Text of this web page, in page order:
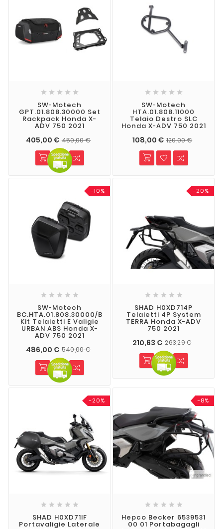
    
SW-Motech
GPT.01.808.30000 Set
Rackpack Honda X-
ADV 750 2021
405,00 € 450,00 €
    
SW-Motech
HTA.01.808.11000
Telaio Destro SLC
Honda X-ADV 750 2021
108,00 € 120,00 €
-10%
    
SW-Motech
BC.HTA.01.808.30000/B
Kit Telaietti E Valigie
URBAN ABS Honda X-
ADV 750 2021
486,00 € 540,00 €
-20%
    
SHAD H0XD714P
Telaietti 4P System
TERRA Honda X-ADV
750 2021
210,63 € 263,29 €
-20%
    
SHAD H0XD71IF
Portavaligie Laterale
-8%
    
Hepco Becker 6539531
00 01 Portabagagli